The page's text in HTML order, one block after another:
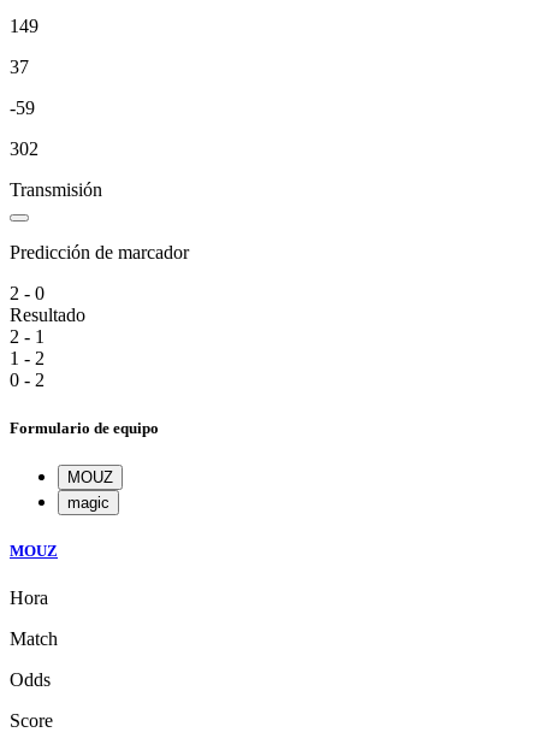
149
37
-59
302
Transmisión
Predicción de marcador
2 - 0
Resultado
2 - 1
1 - 2
0 - 2
Formulario de equipo
MOUZ
magic
MOUZ
Hora
Match
Odds
Score